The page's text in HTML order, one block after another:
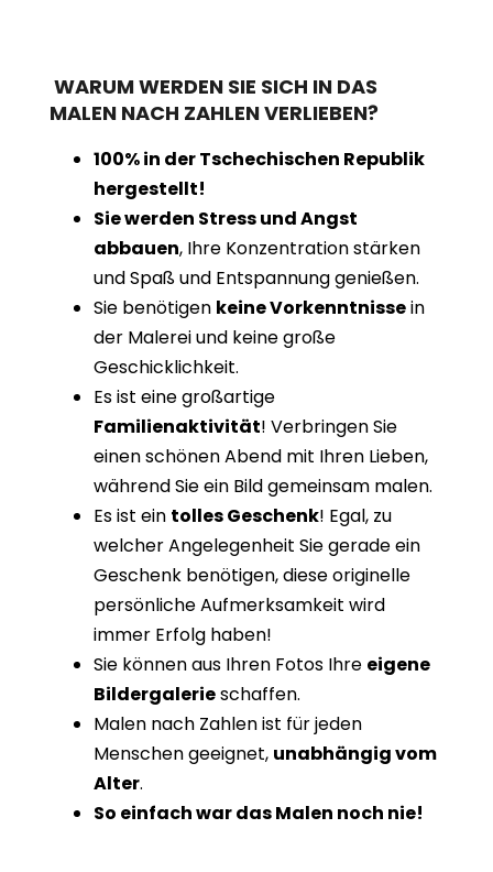
WARUM WERDEN SIE SICH IN DAS
MALEN NACH ZAHLEN VERLIEBEN?
100% in der Tschechischen Republik
hergestellt!
Sie werden Stress und Angst
abbauen, Ihre Konzentration stärken
und Spaß und Entspannung genießen.
Sie benötigen keine Vorkenntnissein
der Malerei und keine große
Geschicklichkeit.
Es ist eine großartige
Familienaktivität! Verbringen Sie
einen schönen Abend mit Ihren Lieben,
während Sie ein Bild gemeinsam malen.
Es ist ein tolles Geschenk! Egal, zu
welcher Angelegenheit Sie gerade ein
Geschenk benötigen, diese originelle
persönliche Aufmerksamkeit wird
immer Erfolg haben!
Sie können aus Ihren Fotos Ihre eigene
Bildergalerieschaffen.
Malen nach Zahlen ist für jeden
Menschen geeignet, unabhängig vom
Alter.
So einfach war das Malen noch nie!